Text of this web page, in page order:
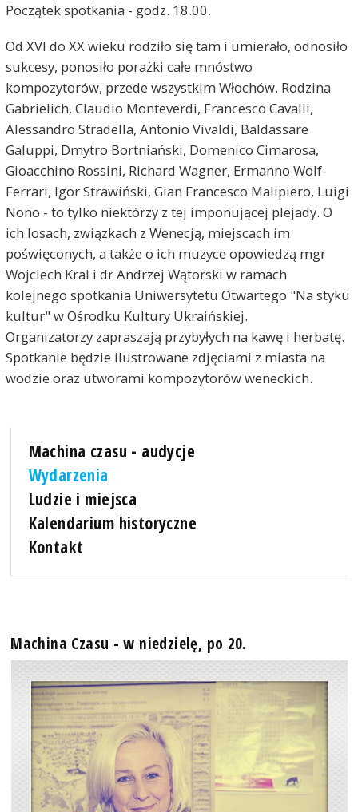
Początek spotkania - godz. 18.00.
Od XVI do XX wieku rodziło się tam i umierało, odnosiło
sukcesy, ponosiło porażki całe mnóstwo
kompozytorów, przede wszystkim Włochów. Rodzina
Gabrielich, Claudio Monteverdi, Francesco Cavalli,
Alessandro Stradella, Antonio Vivaldi, Baldassare
Galuppi, Dmytro Bortniański, Domenico Cimarosa,
Gioacchino Rossini, Richard Wagner, Ermanno Wolf-
Ferrari, Igor Strawiński, Gian Francesco Malipiero, Luigi
Nono - to tylko niektórzy z tej imponującej plejady. O
ich losach, związkach z Wenecją, miejscach im
poświęconych, a także o ich muzyce opowiedzą mgr
Wojciech Kral i dr Andrzej Wątorski w ramach
kolejnego spotkania Uniwersytetu Otwartego "Na styku
kultur" w Ośrodku Kultury Ukraińskiej.
Organizatorzy zapraszają przybyłych na kawę i herbatę.
Spotkanie będzie ilustrowane zdjęciami z miasta na
wodzie oraz utworami kompozytorów weneckich.
Machina czasu - audycje
Wydarzenia
Ludzie i miejsca
Kalendarium historyczne
Kontakt
Machina Czasu - w niedzielę, po 20.